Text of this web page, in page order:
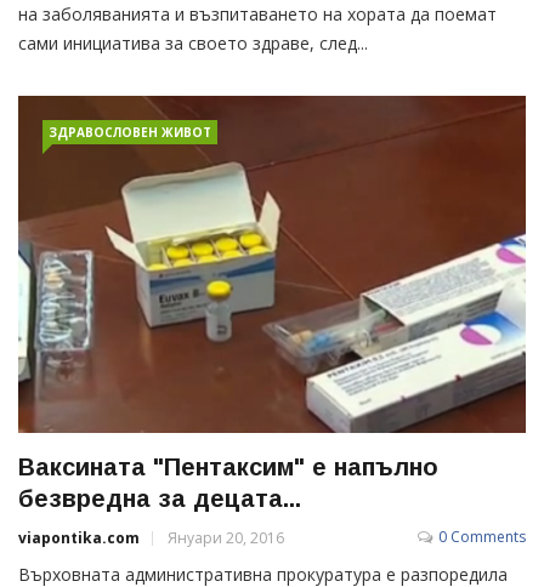
на заболяванията и възпитаването на хората да поемат
сами инициатива за своето здраве, след...
ЗДРАВОСЛОВЕН ЖИВОТ
Ваксината "Пентаксим" е напълно
безвредна за децата...
viapontika.com Януари 20, 2016 0 Comments
Върховната административна прокуратура е разпоредила